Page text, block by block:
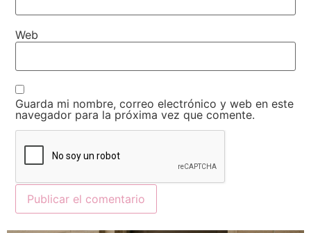
Web
Guarda mi nombre, correo electrónico y web en este
navegador para la próxima vez que comente.